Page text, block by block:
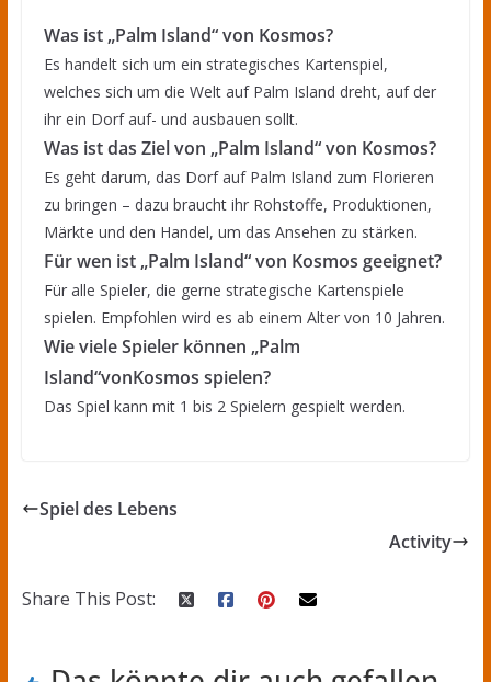
Was ist „Palm Island“ von Kosmos?
Es handelt sich um ein strategisches Kartenspiel,
welches sich um die Welt auf Palm Island dreht, auf der
ihr ein Dorf auf- und ausbauen sollt.
Was ist das Ziel von „Palm Island“ von Kosmos?
Es geht darum, das Dorf auf Palm Island zum Florieren
zu bringen – dazu braucht ihr Rohstoffe, Produktionen,
Märkte und den Handel, um das Ansehen zu stärken.
Für wen ist „Palm Island“ von Kosmos geeignet?
Für alle Spieler, die gerne strategische Kartenspiele
spielen. Empfohlen wird es ab einem Alter von 10 Jahren.
Wie viele Spieler können „Palm
Island“vonKosmos spielen?
Das Spiel kann mit 1 bis 2 Spielern gespielt werden.
Spiel des Lebens
Activity
Share This Post: